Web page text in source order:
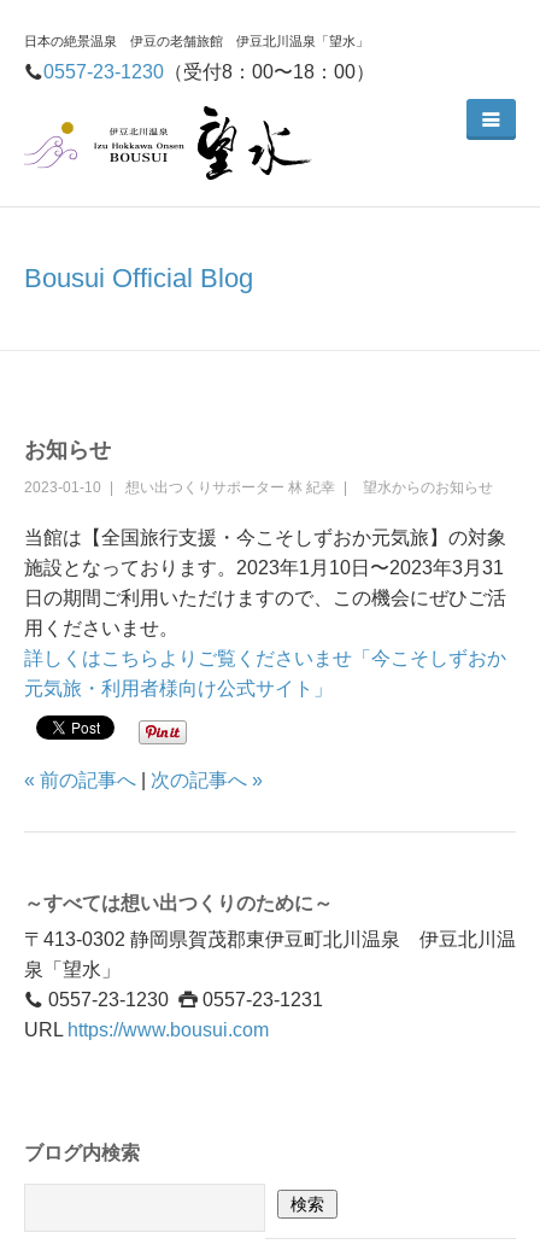
日本の絶景温泉 伊豆の老舗旅館 伊豆北川温泉「望水」
0557-23-1230 （受付8：00〜18：00）
Bousui Official Blog
お知らせ
2023-01-10 想い出つくりサポーター 林 紀幸 望水からのお知らせ
当館は【全国旅行支援・今こそしずおか元気旅】の対象
施設となっております。2023年1月10日〜2023年3月31
日の期間ご利用いただけますので、この機会にぜひご活
用くださいませ。
詳しくはこちらよりご覧くださいませ「今こそしずおか
元気旅・利用者様向け公式サイト」
« 前の記事へ 次の記事へ »
～すべては想い出つくりのために～
〒413-0302 静岡県賀茂郡東伊豆町北川温泉 伊豆北川温
泉「望水」
0557-23-1230
0557-23-1231
URL https://www.bousui.com
ブログ内検索